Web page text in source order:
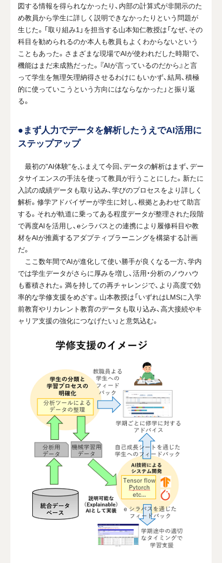
図する情報を得られなかったり、内部の計算式が非開示のた
め教員から学生に詳しく説明できなかったりという問題が
生じた。「取り組み1」を担当する山本知仁教授は「なぜ、その
科目を勧められるのか本人も教員もよくわからないという
こともあった。さまざまな現場でAIが使われだした時期で、
機能はまだ未成熟だった。『AIが言っているのだから』と言
って学生を無理矢理納得させるわけにもいかず、結局、積極
的に使っていこうという方向にはならなかった」と振り返
る。
●まず人力でデータを解析したうえでAI活用に
ステップアップ
最初の"AI体験"をふまえて今回、データの解析はまず、デー
タサイエンスの手法を使って教員が行うことにした。新たに
入試の成績データも取り込み、学びのプロセスをより詳しく
解析。修学アドバイザーが学生に対し、根拠とあわせて助言
する。それが軌道に乗ってある程度データが整理された段階
で再度AIを活用し、eシラバスとの連携により履修科目や教
材をAIが推薦するアダプティブラーニングを構築する計画
だ。
ここ数年間でAIが進化して使い勝手が良くなる一方、学内
では学生データがさらに厚みを増し、活用・分析のノウハウ
も蓄積された。満を持しての再チャレンジで、より高度で効
率的な学修支援をめざす。山本教授は「いずれはLMSに入学
前教育やリカレント教育のデータも取り込み、高大接続やキ
ャリア支援の強化につなげたい」と意気込む。